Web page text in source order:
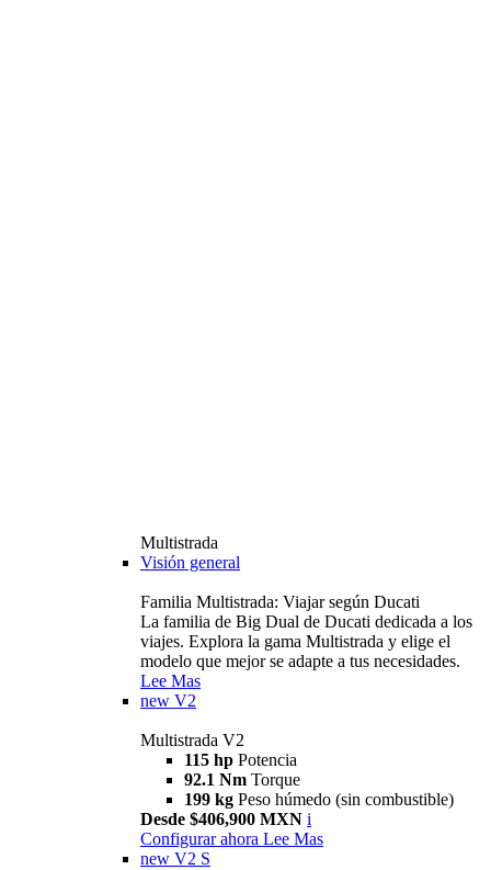
Multistrada
Visión general
Familia Multistrada: Viajar según Ducati
La familia de Big Dual de Ducati dedicada a los
viajes. Explora la gama Multistrada y elige el
modelo que mejor se adapte a tus necesidades.
Lee Mas
new V2
Multistrada V2
115 hp Potencia
92.1 Nm Torque
199 kg Peso húmedo (sin combustible)
Desde $406,900 MXN i
Configurar ahora Lee Mas
new V2 S